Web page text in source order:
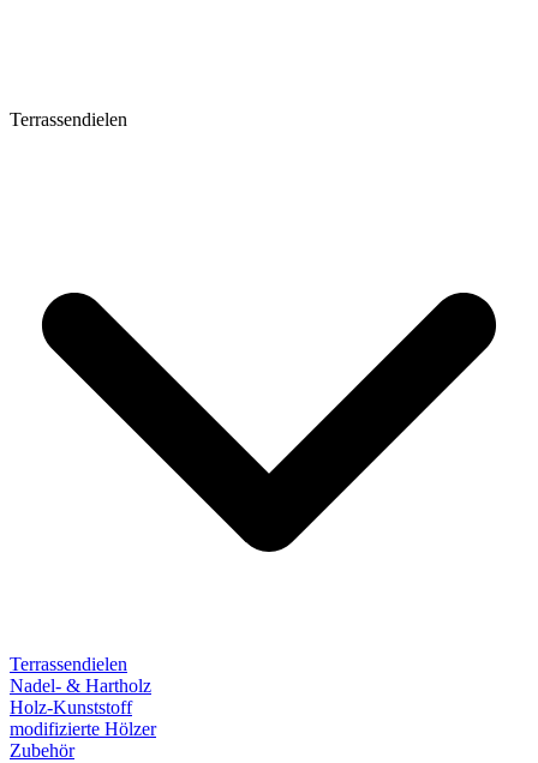
Terrassendielen
Terrassendielen
Nadel- & Hartholz
Holz-Kunststoff
modifizierte Hölzer
Zubehör